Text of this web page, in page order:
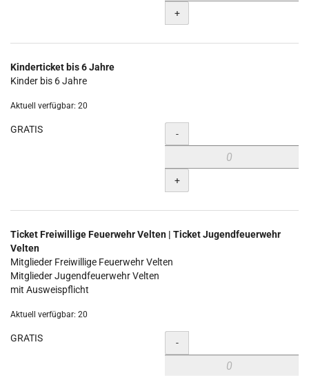
+
Kinderticket bis 6 Jahre
Kinder bis 6 Jahre
Aktuell verfügbar: 20
GRATIS Menge
-
+
Ticket Freiwillige Feuerwehr Velten | Ticket Jugendfeuerwehr
Velten
Mitglieder Freiwillige Feuerwehr Velten
Mitglieder Jugendfeuerwehr Velten
mit Ausweispflicht
Aktuell verfügbar: 20
GRATIS Menge
-